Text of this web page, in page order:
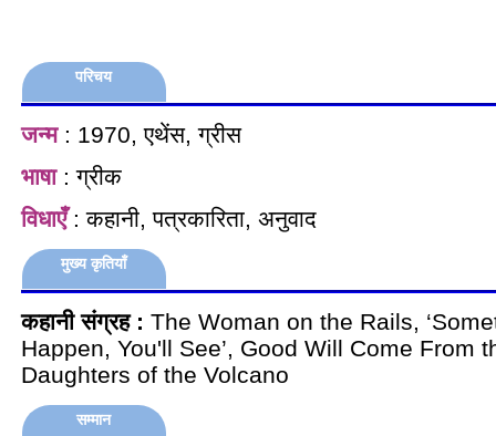
परिचय
जन्म: 1970, एथेंस, ग्रीस
भाषा: ग्रीक
विधाएँ: कहानी, पत्रकारिता, अनुवाद
मुख्य कृतियाँ
कहानी संग्रह : The Woman on the Rails,
Happen, You'll See’, Good Will Come From
Daughters of the Volcano
सम्मान